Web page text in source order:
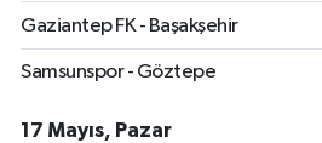
Gaziantep FK - Başakşehir
Samsunspor - Göztepe
17 Mayıs, Pazar